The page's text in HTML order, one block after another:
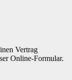
Vertrag
Online-Formular.